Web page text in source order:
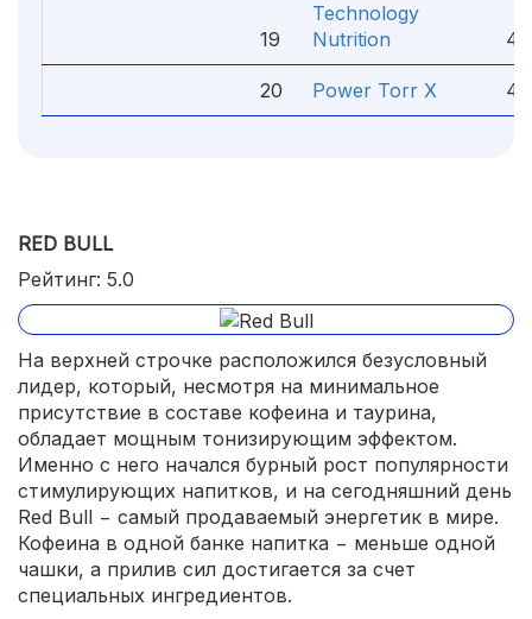
19
Technology
Nutrition
4.1
20 Power Torr Х
RED BULL
Рейтинг: 5.0
На верхней строчке расположился безусловный
лидер, который, несмотря на минимальное
присутствие в составе кофеина и таурина,
обладает мощным тонизирующим эффектом.
Именно с него начался бурный рост популярности
стимулирующих напитков, и на сегодняшний день
Red Bull − самый продаваемый энергетик в мире.
Кофеина в одной банке напитка − меньше одной
чашки, а прилив сил достигается за счет
специальных ингредиентов.